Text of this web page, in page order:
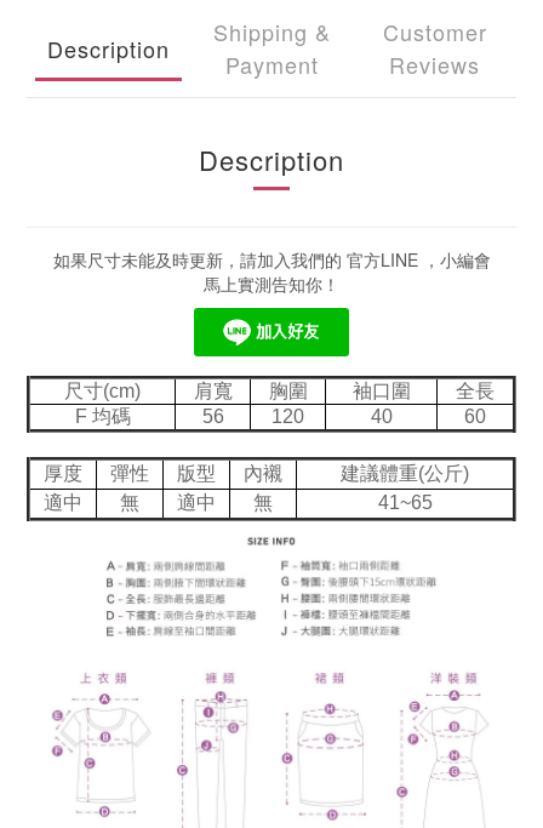
Description
Shipping &
Payment
Customer
Reviews
Description
如果尺寸未能及時更新，請加入我們的 官方LINE ，小編會
馬上實測告知你！
尺寸(cm) 肩寬 胸圍 袖口圍
全長
F 均碼
56 120 40 60
厚度 彈性 版型 內襯
建議體重(公斤)
適中
無 適中 無 41~65